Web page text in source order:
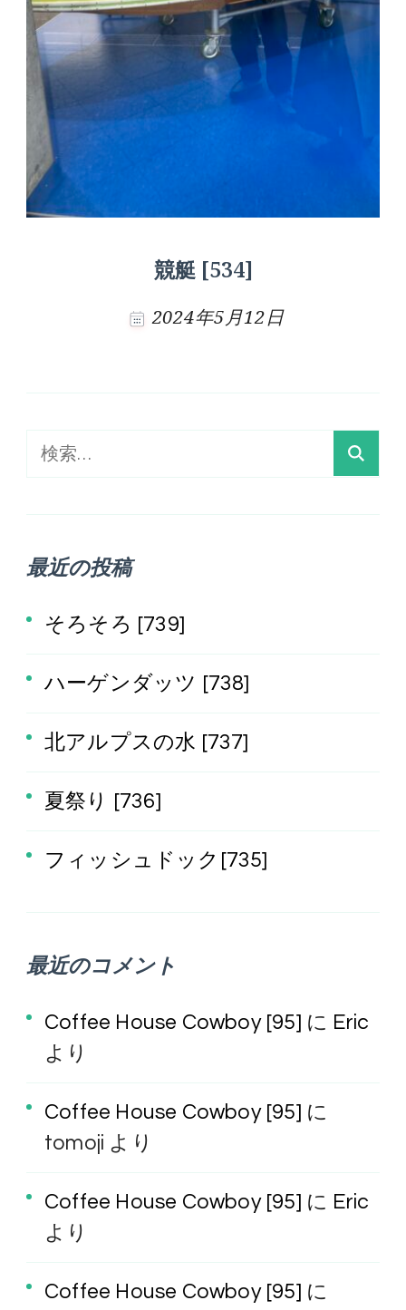
競艇 [534]
2024年5月12日
検
最近の投稿
そろそろ [739]
ハーゲンダッツ [738]
北アルプスの水 [737]
夏祭り [736]
フィッシュドック[735]
最近のコメント
Coffee House Cowboy [95] に Eric
より
Coffee House Cowboy [95] に
tomoji より
Coffee House Cowboy [95] に Eric
より
Coffee House Cowboy [95] に